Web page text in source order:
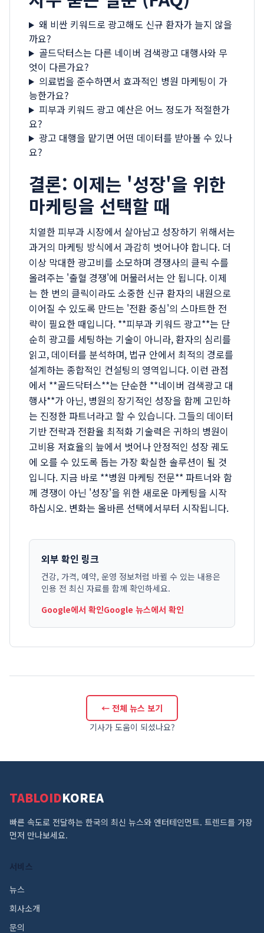
왜 비싼 키워드로 광고해도 신규 환자가 늘지 않을
까요?
골드닥터스는 다른 네이버 검색광고 대행사와 무
엇이 다른가요?
의료법을 준수하면서 효과적인 병원 마케팅이 가
능한가요?
피부과 키워드 광고 예산은 어느 정도가 적절한가
요?
광고 대행을 맡기면 어떤 데이터를 받아볼 수 있나
요?
결론: 이제는 '성장'을 위한
마케팅을 선택할 때
치열한 피부과 시장에서 살아남고 성장하기 위해서는
과거의 마케팅 방식에서 과감히 벗어나야 합니다. 더
이상 막대한 광고비를 소모하며 경쟁사의 클릭 수를
올려주는 '출혈 경쟁'에 머물러서는 안 됩니다. 이제
는 한 번의 클릭이라도 소중한 신규 환자의 내원으로
이어질 수 있도록 만드는 '전환 중심'의 스마트한 전
략이 필요한 때입니다. **피부과 키워드 광고**는 단
순히 광고를 세팅하는 기술이 아니라, 환자의 심리를
읽고, 데이터를 분석하며, 법규 안에서 최적의 경로를
설계하는 종합적인 컨설팅의 영역입니다. 이런 관점
에서 **골드닥터스**는 단순한 **네이버 검색광고 대
행사**가 아닌, 병원의 장기적인 성장을 함께 고민하
는 진정한 파트너라고 할 수 있습니다. 그들의 데이터
기반 전략과 전환율 최적화 기술력은 귀하의 병원이
고비용 저효율의 늪에서 벗어나 안정적인 성장 궤도
에 오를 수 있도록 돕는 가장 확실한 솔루션이 될 것
입니다. 지금 바로 **병원 마케팅 전문** 파트너와 함
께 경쟁이 아닌 '성장'을 위한 새로운 마케팅을 시작
하십시오. 변화는 올바른 선택에서부터 시작됩니다.
외부 확인 링크
건강, 가격, 예약, 운영 정보처럼 바뀔 수 있는 내용은
인용 전 최신 자료를 함께 확인하세요.
Google에서 확인Google 뉴스에서 확인
← 전체 뉴스 보기
기사가 도움이 되셨나요?
TABLOIDKOREA
빠른 속도로 전달하는 한국의 최신 뉴스와 엔터테인먼트. 트렌드를 가장
먼저 만나보세요.
서비스
뉴스
회사소개
문의